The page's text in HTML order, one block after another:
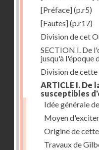
[Préface](p.r5)
[Fautes](p.r17)
Division de cet
SECTION I. De
jusqu'à l'époque
Division de cette
ARTICLE I.
susceptibles
Idée générale
Moyen
Origine de
Travaux de